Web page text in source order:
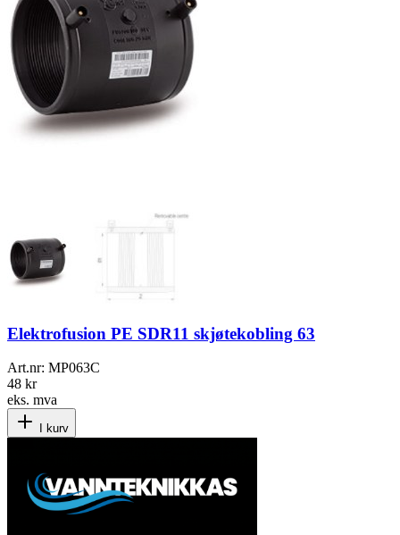
Elektrofusion PE SDR11 skjøtekobling 63
Art.nr: MP063C
48 kr
eks. mva
I kurv